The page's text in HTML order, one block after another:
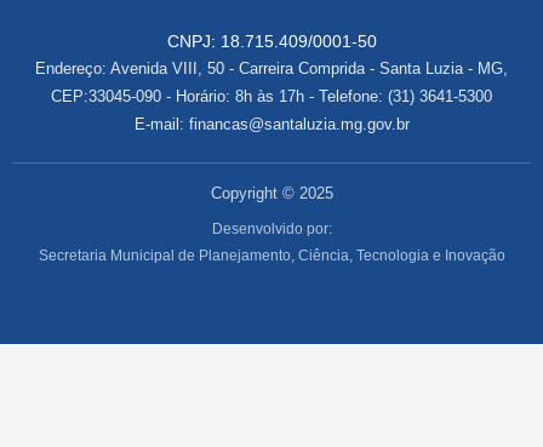
CNPJ: 18.715.409/0001-50
Endereço: Avenida VIII, 50 - Carreira Comprida - Santa Luzia - MG,
CEP:33045-090 - Horário: 8h às 17h - Telefone: (31) 3641-5300
E-mail: financas@santaluzia.mg.gov.br
Copyright © 2025
Desenvolvido por:
Secretaria Municipal de Planejamento, Ciência, Tecnologia e Inovação